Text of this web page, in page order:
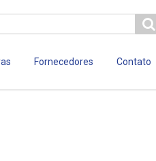
Fornecedores Contato